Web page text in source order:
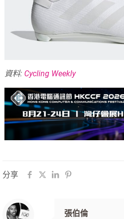
資料: Cycling Weekly
分享
張伯倫